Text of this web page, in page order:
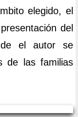
elegido, el
del
el autor se
de las familias